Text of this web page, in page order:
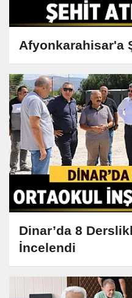
Afyonkarahisar'a
Dinar’da 8
İncelendi